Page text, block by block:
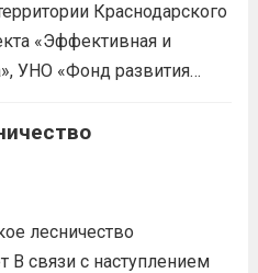
и правовое обеспечение;
для предпринимателей по
Единый налоговый
Часы работы: 08:00-17:00
Краснодарского
«Эффективная и
УНО «Фонд развития
субъектов малого и
и граждан,
лесничество
В связи с наступлением